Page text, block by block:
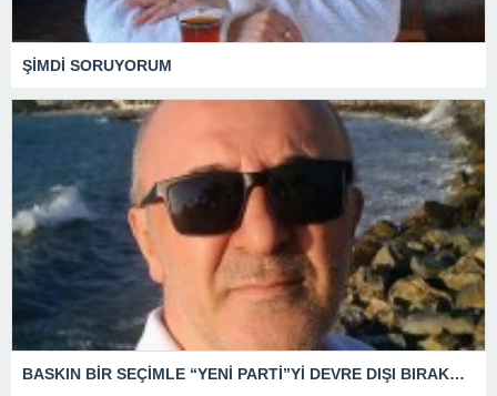
ŞİMDİ SORUYORUM
BASKIN BİR SEÇİMLE “YENİ PARTİ”Yİ DEVRE DIŞI BIRAKMAK İÇİN DÜĞMEYE Mİ BASILDI?